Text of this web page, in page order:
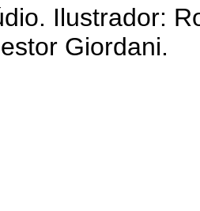
Ilustrador:
Giordani.